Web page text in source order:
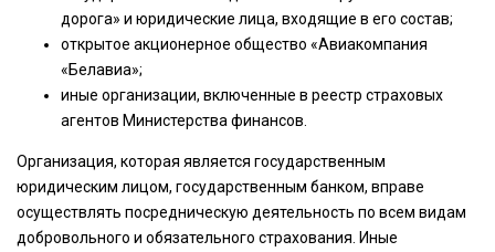
дорога» и юридические лица, входящие в его состав;
открытое акционерное общество «Авиакомпания
«Белавиа»;
иные организации, включенные в реестр страховых
агентов Министерства финансов.
Организация, которая является государственным
юридическим лицом, государственным банком, вправе
осуществлять посредническую деятельность по всем видам
добровольного и обязательного страхования. Иные